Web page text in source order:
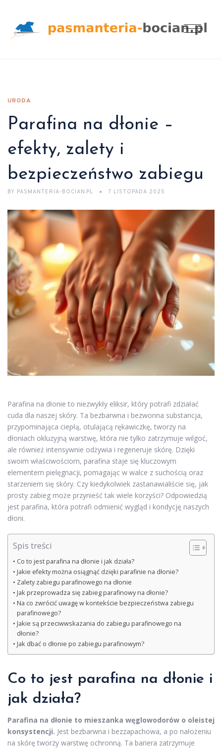
URODA
Parafina na dłonie –
efekty, zalety i
bezpieczeństwo zabiegu
BY PASMANTERIA-BOCIAN.PL 7 LISTOPADA 2025
Parafina na dłonie to niezwykły eliksir, który potrafi zdziałać
cuda dla naszej skóry. Ta bezbarwna i bezwonna substancja,
przypominająca ciepłą, otulającą rękawiczkę, tworzy na
dłoniach okluzyjną warstwę, która nie tylko zatrzymuje wilgoć,
ale również intensywnie odżywia i regeneruje skórę. Dzięki
swoim właściwościom, parafina staje się kluczowym
elementem pielęgnacji, pomagając w walce z suchością oraz
starzeniem się skóry. Czy kiedykolwiek zastanawialiście się, jak
prosty zabieg może przynieść tak wiele korzyści? Odpowiedzią
jest parafina, która potrafi odmienić wygląd i kondycję naszych
dłoni.
Spis treści
Co to jest parafina na dłonie i jak działa?
Jakie efekty można osiągnąć dzięki parafinie na dłonie?
Zalety zabiegu parafinowego na dłonie
Jak przeprowadza się zabieg parafinowy na dłonie?
Na co zwrócić uwagę w kontekście bezpieczeństwa zabiegu
parafinowego?
Jakie są przeciwwskazania do zabiegu parafinowego na
dłonie?
Jak dbać o dłonie po zabiegu parafinowym?
Co to jest parafina na dłonie i
jak działa?
Parafina na dłonie to mieszanka węglowodorów o oleistej
konsystencji. Jest bezbarwna i bezzapachowa, a po nałożeniu
na skórę tworzy warstwę ochronną. Ta bariera zatrzymuje